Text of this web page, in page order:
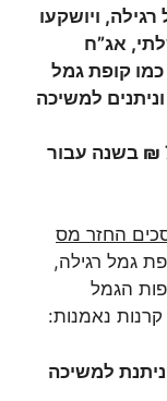
ויושקעו
אג”ח
כמו קופת גמל
למשיכה
באפשרותכם להפקיד עד כ- 71,000 ₪ בשנה עבור
החזר מס
גמל רגילה,
הגמל
קרנות נאמנות:
למשיכה